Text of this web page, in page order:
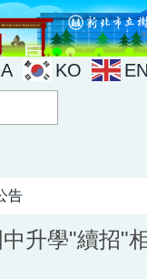
KO EN
告
中升學"續招"